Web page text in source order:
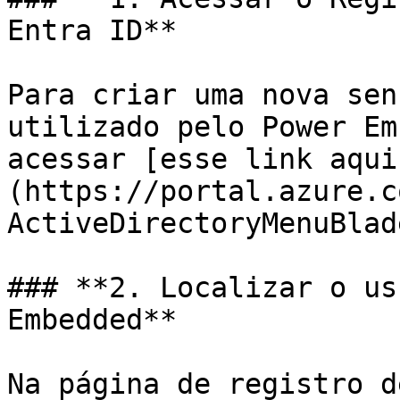
Entra ID**
Para criar uma nova
utilizado pelo Power
acessar [esse link
(https://
### **2. Localizar o
Embedded**
Na página de registro